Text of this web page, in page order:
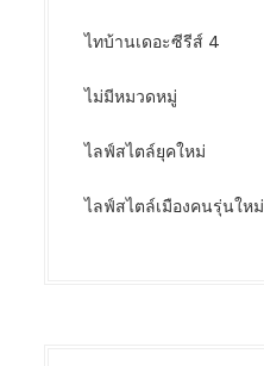
ไทบ้านเดอะซีรีส์ 4
ไม่มีหมวดหมู่
ไลฟ์สไตล์ยุคใหม่
ไลฟ์สไตล์เมืองคนรุ่นใหม่